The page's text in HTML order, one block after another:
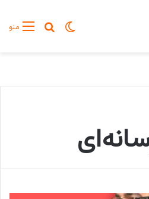
منوجستجو
تغییر پوسته